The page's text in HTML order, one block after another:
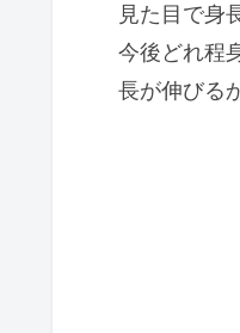
見た目で身
今後どれ程
長が伸びる